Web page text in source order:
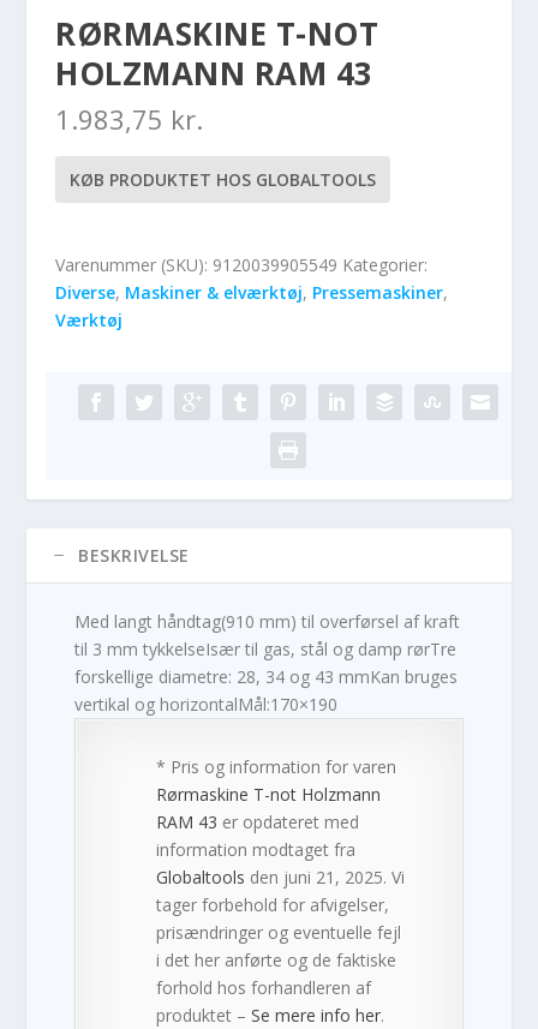
RØRMASKINE T-NOT
HOLZMANN RAM 43
1.983,75 kr.
KØB PRODUKTET HOS GLOBALTOOLS
Varenummer (SKU): 9120039905549 Kategorier:
Diverse, Maskiner & elværktøj, Pressemaskiner,
Værktøj
BESKRIVELSE
Med langt håndtag(910 mm) til overførsel af kraft
til 3 mm tykkelseIsær til gas, stål og damp rørTre
forskellige diametre: 28, 34 og 43 mmKan bruges
vertikal og horizontalMål:170×190
* Pris og information for varen
Rørmaskine T-not Holzmann
RAM 43 er opdateret med
information modtaget fra
Globaltools den juni 21, 2025. Vi
tager forbehold for afvigelser,
prisændringer og eventuelle fejl
i det her anførte og de faktiske
forhold hos forhandleren af
produktet –Se mere info her.